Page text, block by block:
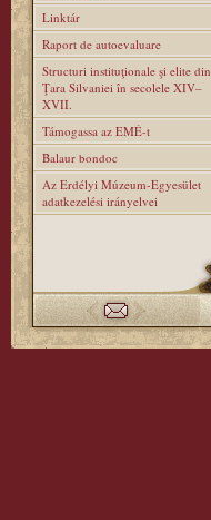
Linktár
Raport de autoevaluare
Structuri instituţionale şi elite din
Ţara Silvaniei în secolele XIV–
XVII.
Támogassa az EMÉ-t
Balaur bondoc
Az Erdélyi Múzeum-Egyesület
adatkezelési irányelvei